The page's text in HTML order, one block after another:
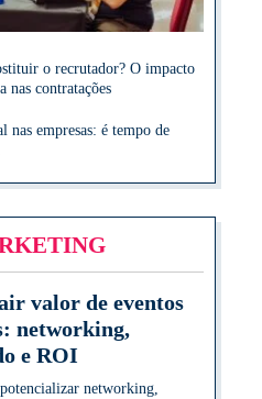
o recrutador? O impacto
nas contratações
nas empresas: é tempo de
valor de eventos
networking,
e ROI
networking,